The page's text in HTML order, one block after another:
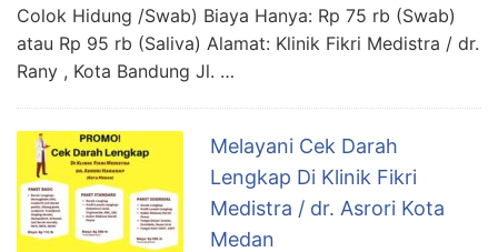
Colok Hidung /Swab) Biaya Hanya: Rp 75 rb (Swab)
atau Rp 95 rb (Saliva) Alamat: Klinik Fikri Medistra / dr.
Rany , Kota Bandung Jl. …
Melayani Cek Darah
Lengkap Di Klinik Fikri
Medistra / dr. Asrori Kota
Medan